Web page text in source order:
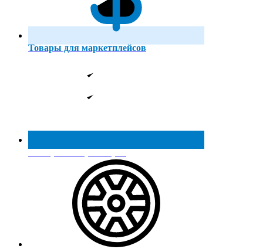
Товары для маркетплейсов
Реестр МинПромТорга